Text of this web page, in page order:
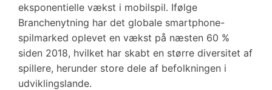
eksponentielle vækst i mobilspil. Ifølge
Branchenytning har det globale smartphone-
spilmarked oplevet en vækst på næsten 60 %
siden 2018, hvilket har skabt en større diversitet af
spillere, herunder store dele af befolkningen i
udviklingslande.